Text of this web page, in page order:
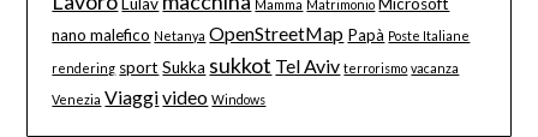
Lulav Mamma Matrimonio Microsoft
nano malefico Netanya OpenStreetMap Papà Poste Italiane
rendering sport Sukka sukkot Tel Aviv terrorismo vacanza
Venezia Viaggivideo Windows